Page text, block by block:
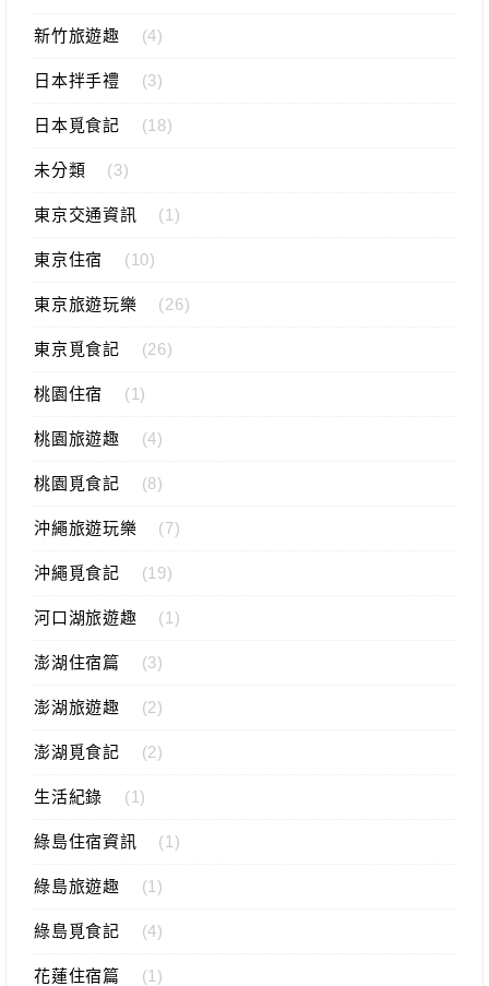
新竹旅遊趣 (4)
日本拌手禮 (3)
日本覓食記 (18)
未分類 (3)
東京交通資訊 (1)
東京住宿 (10)
東京旅遊玩樂 (26)
東京覓食記 (26)
桃園住宿 (1)
桃園旅遊趣 (4)
桃園覓食記 (8)
沖繩旅遊玩樂 (7)
沖繩覓食記 (19)
河口湖旅遊趣 (1)
澎湖住宿篇 (3)
澎湖旅遊趣 (2)
澎湖覓食記 (2)
生活紀錄 (1)
綠島住宿資訊 (1)
綠島旅遊趣 (1)
綠島覓食記 (4)
花蓮住宿篇 (1)